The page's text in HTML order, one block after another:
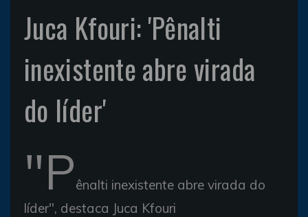
Juca Kfouri: 'Pênalti
inexistente abre virada
do líder'
"Pênalti inexistente abre virada do
líder", destaca Juca Kfouri